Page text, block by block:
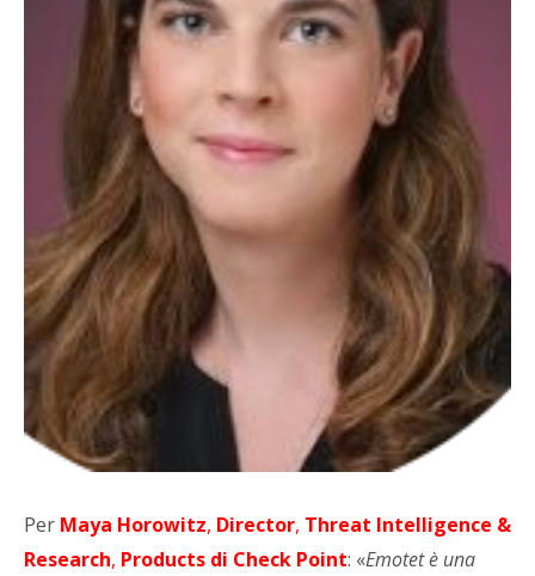
Per Maya Horowitz, Director, Threat Intelligence &
Research, Products di Check Point: «Emotet è una